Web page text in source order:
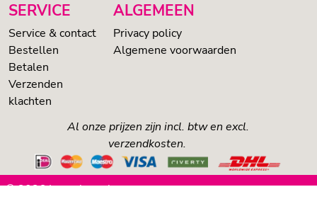
Al onze prijzen zijn incl. btw en excl.
verzendkosten.
SERVICE
Service & contact
Bestellen
Betalen
Verzenden
klachten
ALGEMEEN
Privacy policy
Algemene voorwaarden
© 2026 Loveshop.nl